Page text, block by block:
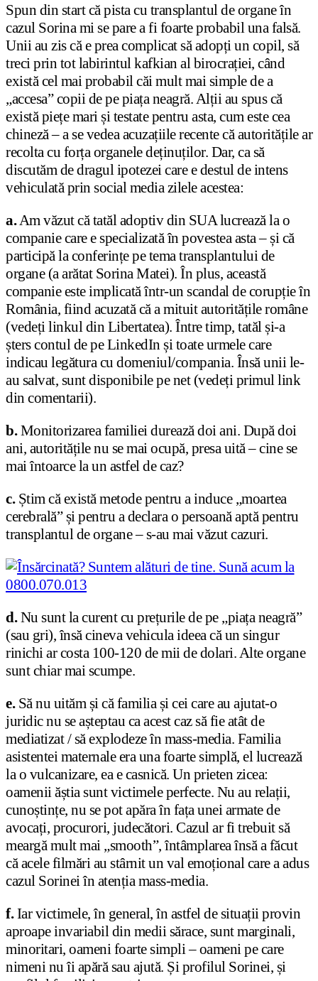
Spun din start că pista cu transplantul de organe în
cazul Sorina mi se pare a fi foarte probabil una falsă.
Unii au zis că e prea complicat să adopți un copil, să
treci prin tot labirintul kafkian al birocrației, când
există cel mai probabil căi mult mai simple de a
„accesa” copii de pe piața neagră. Alții au spus că
există piețe mari și testate pentru asta, cum este cea
chineză – a se vedea acuzațiile recente că autoritățile ar
recolta cu forța organele deținuților. Dar, ca să
discutăm de dragul ipotezei care e destul de intens
vehiculată prin social media zilele acestea:
a.Am văzut că tatăl adoptiv din SUA lucrează la o
companie care e specializată în povestea asta – și că
participă la conferințe pe tema transplantului de
organe (a arătat Sorina Matei). În plus, această
companie este implicată într-un scandal de corupție în
România, fiind acuzată că a mituit autoritățile române
(vedeți linkul din Libertatea). Între timp, tatăl și-a
șters contul de pe LinkedIn și toate urmele care
indicau legătura cu domeniul/compania. Însă unii le-
au salvat, sunt disponibile pe net (vedeți primul link
din comentarii).
b.Monitorizarea familiei durează doi ani. După doi
ani, autoritățile nu se mai ocupă, presa uită – cine se
mai întoarce la un astfel de caz?
c.Știm că există metode pentru a induce „moartea
cerebrală” și pentru a declara o persoană aptă pentru
transplantul de organe – s-au mai văzut cazuri.
d.Nu sunt la curent cu prețurile de pe „piața neagră”
(sau gri), însă cineva vehicula ideea că un singur
rinichi ar costa 100-120 de mii de dolari. Alte organe
sunt chiar mai scumpe.
e.Să nu uităm și că familia și cei care au ajutat-o
juridic nu se așteptau ca acest caz să fie atât de
mediatizat / să explodeze în mass-media. Familia
asistentei maternale era una foarte simplă, el lucrează
la o vulcanizare, ea e casnică. Un prieten zicea:
oamenii ăștia sunt victimele perfecte. Nu au relații,
cunoștințe, nu se pot apăra în fața unei armate de
avocați, procurori, judecători. Cazul ar fi trebuit să
meargă mult mai „smooth”, întâmplarea însă a făcut
că acele filmări au stârnit un val emoțional care a adus
cazul Sorinei în atenția mass-media.
f.Iar victimele, în general, în astfel de situații provin
aproape invariabil din medii sărace, sunt marginali,
minoritari, oameni foarte simpli – oameni pe care
nimeni nu îi apără sau ajută. Și profilul Sorinei, și